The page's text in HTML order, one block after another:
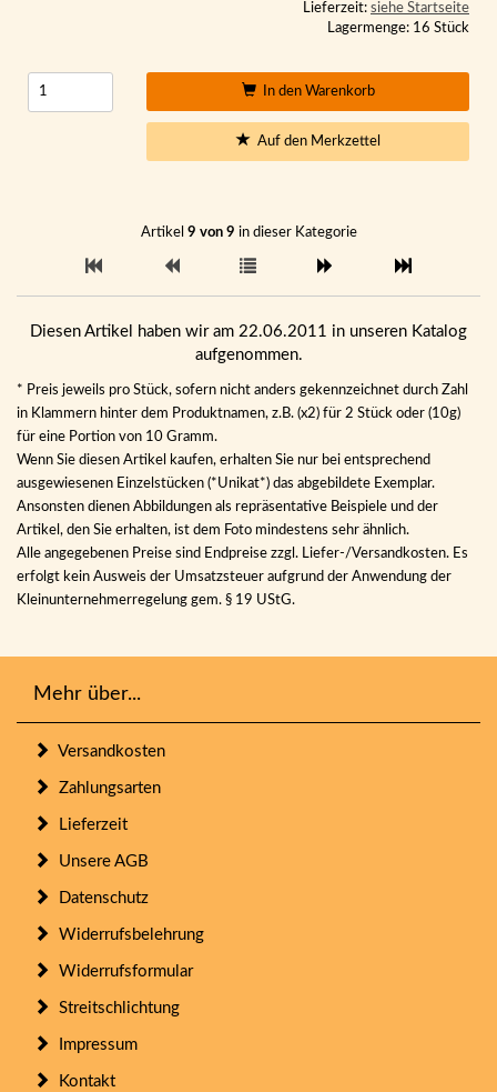
Lieferzeit: siehe Startseite
Lagermenge: 16 Stück
In den Warenkorb
Auf den Merkzettel
Artikel 9 von 9 in dieser Kategorie
Diesen Artikel haben wir am 22.06.2011 in unseren Katalog
aufgenommen.
* Preis jeweils pro Stück, sofern nicht anders gekennzeichnet durch Zahl
in Klammern hinter dem Produktnamen, z.B. (x2) für 2 Stück oder (10g)
für eine Portion von 10 Gramm.
Wenn Sie diesen Artikel kaufen, erhalten Sie nur bei entsprechend
ausgewiesenen Einzelstücken (*Unikat*) das abgebildete Exemplar.
Ansonsten dienen Abbildungen als repräsentative Beispiele und der
Artikel, den Sie erhalten, ist dem Foto mindestens sehr ähnlich.
Alle angegebenen Preise sind Endpreise zzgl. Liefer-/Versandkosten. Es
erfolgt kein Ausweis der Umsatzsteuer aufgrund der Anwendung der
Kleinunternehmerregelung gem. § 19 UStG.
Mehr über...
Versandkosten
Zahlungsarten
Lieferzeit
Unsere AGB
Datenschutz
Widerrufsbelehrung
Widerrufsformular
Streitschlichtung
Impressum
Kontakt